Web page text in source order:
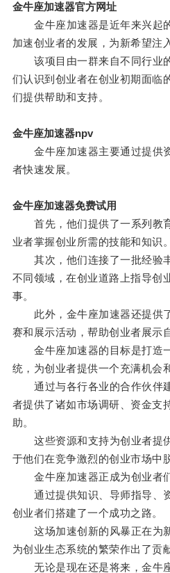
金牛座加速器官方网址
金牛座加速器是近年来兴起
加速创业者的发展，为新希望注
该项目由一群来自不同行业
们认识到创业者在创业初期面临
们提供帮助和支持。
金牛座加速器npv
金牛座加速器主要通过提供
者快速发展。
金牛座加速器免费试用
首先，他们提供了一系列教育
业者掌握创业所需的技能和知识。
其次，他们连接了一批经验
不同领域，在创业道路上指导创
事。
此外，金牛座加速器还提供
赛和展示活动，帮助创业者展示
金牛座加速器的目标是打造
统，为创业者提供一个充满机会
通过与各行各业的合作伙伴
者提供了诸如市场调研、资金支
助。
这些资源和支持为创业者提
于他们在竞争激烈的创业市场中
金牛座加速器正成为创业者们
通过提供知识、导师指导、
创业者们搭建了一个成功之路。
这场加速创新的风暴正在为
为创业生态系统的繁荣作出了贡
无论是现在还是将来，金牛